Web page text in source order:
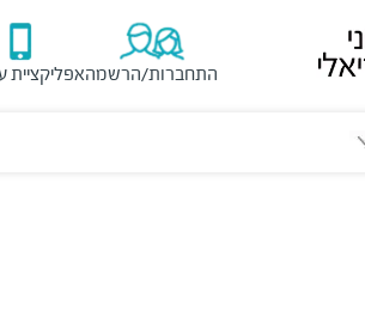
התחברות/הרשמהאפליקציית